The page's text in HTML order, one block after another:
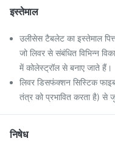
इस्तेमाल
उलीसेस टैबलेट का इस्तेमाल
जो लिवर से संबंधित विभिन्न
में कोलेस्ट्रॉल से बनाए जाते हैं।
लिवर डिसफंक्शन सिस्टिक
तंत्र को प्रभावित करता है) से
निषेध